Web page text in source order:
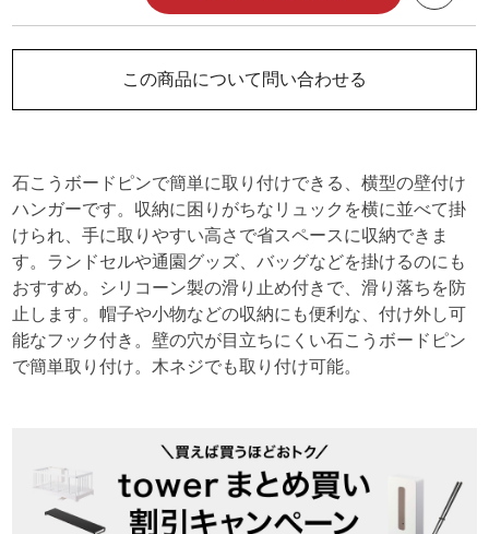
この商品について問い合わせる
石こうボードピンで簡単に取り付けできる、横型の壁付け
ハンガーです。収納に困りがちなリュックを横に並べて掛
けられ、手に取りやすい高さで省スペースに収納できま
す。ランドセルや通園グッズ、バッグなどを掛けるのにも
おすすめ。シリコーン製の滑り止め付きで、滑り落ちを防
止します。帽子や小物などの収納にも便利な、付け外し可
能なフック付き。壁の穴が目立ちにくい石こうボードピン
で簡単取り付け。木ネジでも取り付け可能。